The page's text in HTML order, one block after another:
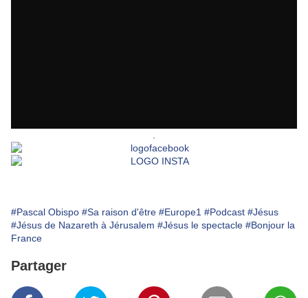
#Pascal Obispo #Sa raison d'être #Europe1 #Podcast #Jésus
#Jésus de Nazareth à Jérusalem #Jésus le spectacle #Bonjour la
France
Partager